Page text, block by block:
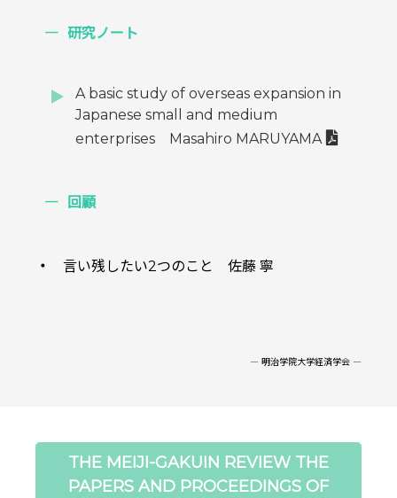
研究ノート
A basic study of overseas expansion in
Japanese small and medium
enterprises Masahiro MARUYAMA
回顧
言い残したい2つのこと 佐藤 寧
― 明治学院大学経済学会 ―
THE MEIJI-GAKUIN REVIEW THE
PAPERS AND PROCEEDINGS OF